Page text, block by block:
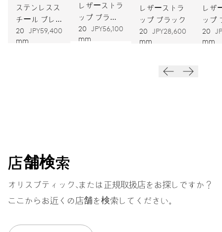
自動巻
振動
ストラップ
ヘリテージボックス、証明書
ステンレスス
チール ブレ
スレット
20
mm
JPY59,400
レザーストラ
ップ ブラウ
ン
20
mm
JPY56,100
レザーストラ
ップ ブラック
20
mm
JPY28,600
レザ
ップ
20
mm
店舗検索
オリスブティック、または正規取扱店をお探しですか？
ここからお近くの店舗を検索してください。